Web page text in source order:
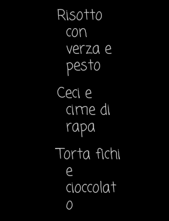
Risotto
con
verza e
pesto
Ceci e
cime di
rapa
Torta fichi
e
cioccolat
o